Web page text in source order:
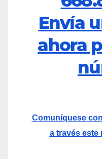
Envía
ahora
Comuníquese
a través este